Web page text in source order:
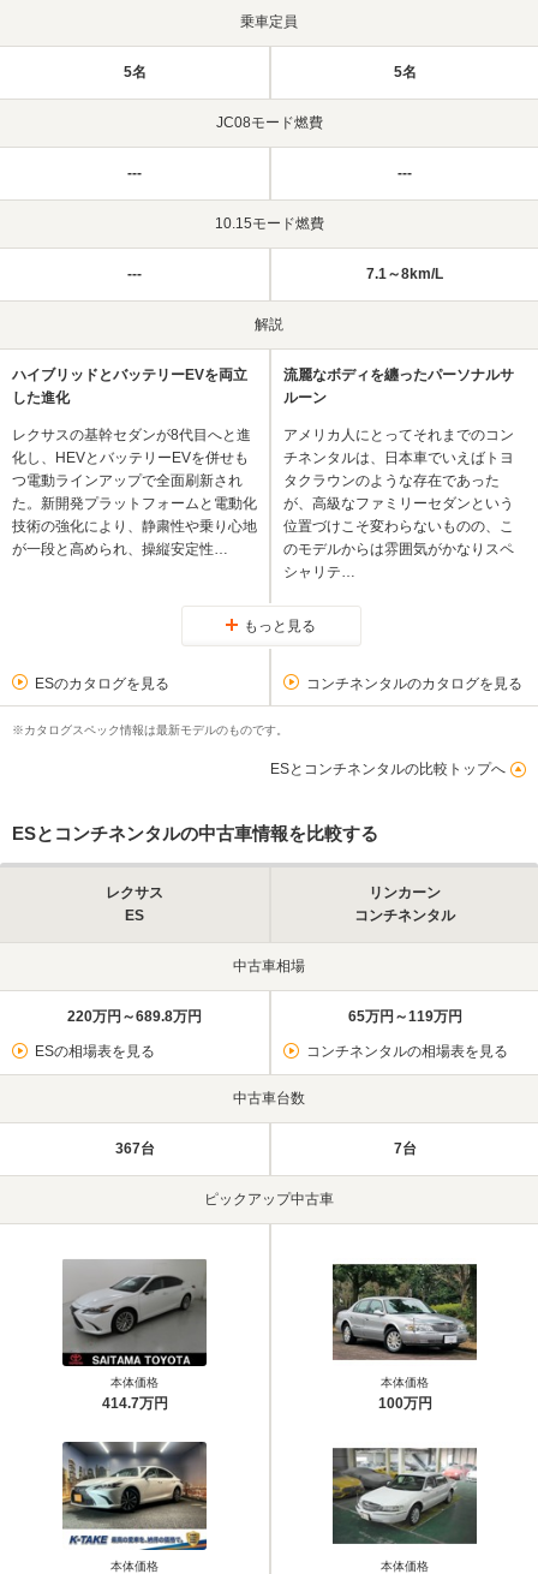
乗車定員
5名 5名
JC08モード燃費
--- ---
10.15モード燃費
--- 7.1～8km/L
解説
ハイブリッドとバッテリーEVを両立
した進化
レクサスの基幹セダンが8代目へと進
化し、HEVとバッテリーEVを併せも
つ電動ラインアップで全面刷新され
た。新開発プラットフォームと電動化
技術の強化により、静粛性や乗り心地
が一段と高められ、操縦安定性…
流麗なボディを纏ったパーソナルサ
ルーン
アメリカ人にとってそれまでのコン
チネンタルは、日本車でいえばトヨ
タクラウンのような存在であった
が、高級なファミリーセダンという
位置づけこそ変わらないものの、こ
のモデルからは雰囲気がかなりスペ
シャリテ…
もっと見る
ESのカタログを見る コンチネンタルのカタログを見る
※カタログスペック情報は最新モデルのものです。
ESとコンチネンタルの比較トップへ
ESとコンチネンタルの中古車情報を比較する
レクサス
ES
リンカーン
コンチネンタル
中古車相場
220万円～689.8万円
ESの相場表を見る
65万円～119万円
コンチネンタルの相場表を見る
中古車台数
367台 7台
ピックアップ中古車
本体価格
414.7万円
本体価格
本体価格
100万円
本体価格